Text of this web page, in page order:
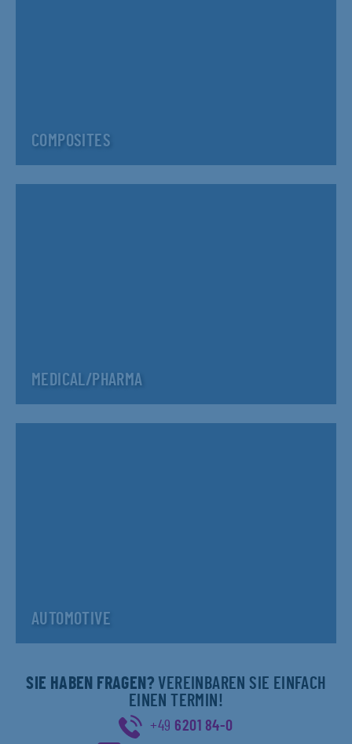
COMPOSITES
MEDICAL/PHARMA
AUTOMOTIVE
SIE HABEN FRAGEN? VEREINBAREN SIE EINFACH
EINEN TERMIN!
+49 6201 84-0